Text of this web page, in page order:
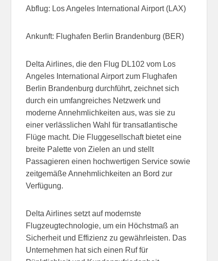
Abflug: Los Angeles International Airport (LAX)
Ankunft: Flughafen Berlin Brandenburg (BER)
Delta Airlines, die den Flug DL102 vom Los
Angeles International Airport zum Flughafen
Berlin Brandenburg durchführt, zeichnet sich
durch ein umfangreiches Netzwerk und
moderne Annehmlichkeiten aus, was sie zu
einer verlässlichen Wahl für transatlantische
Flüge macht. Die Fluggesellschaft bietet eine
breite Palette von Zielen an und stellt
Passagieren einen hochwertigen Service sowie
zeitgemäße Annehmlichkeiten an Bord zur
Verfügung.
Delta Airlines setzt auf modernste
Flugzeugtechnologie, um ein Höchstmaß an
Sicherheit und Effizienz zu gewährleisten. Das
Unternehmen hat sich einen Ruf für